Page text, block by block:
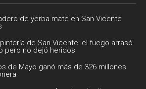
de yerba mate en San Vicente
de San Vicente: el fuego arrasó
pero no dejó heridos
de Mayo ganó más de 326 millones